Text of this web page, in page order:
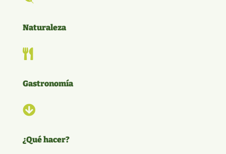
Naturaleza

Gastronomía

¿Qué hacer?